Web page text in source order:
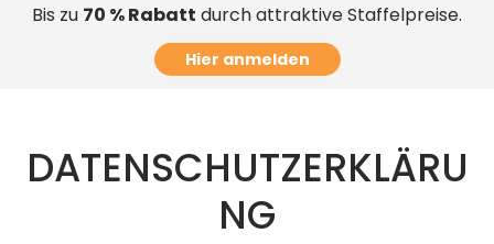
Bis zu 70 % Rabatt durch attraktive Staffelpreise.
Hier anmelden
DATENSCHUTZERKLÄRU
NG